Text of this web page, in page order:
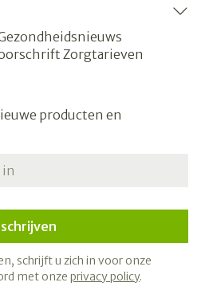
Zorgtarieven
producten en
schrijft u zich in voor onze
met onze privacy policy.